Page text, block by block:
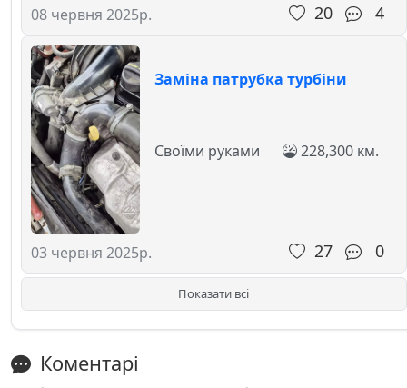
08 червня 2025р. 20 4
Заміна патрубка турбіни
03 червня 2025р.
Своїми руками 228,300 км.
27 0
Показати всі
Коментарі